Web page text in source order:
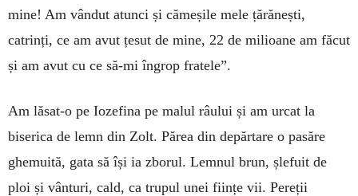
mine! Am vândut atunci și cămeșile mele țărănești,
catrinți, ce am avut țesut de mine, 22 de milioane am făcut
și am avut cu ce să-mi îngrop fratele”.
Am lăsat-o pe Iozefina pe malul râului și am urcat la
biserica de lemn din Zolt. Părea din depărtare o pasăre
ghemuită, gata să își ia zborul. Lemnul brun, șlefuit de
ploi și vânturi, cald, ca trupul unei ființe vii. Pereții